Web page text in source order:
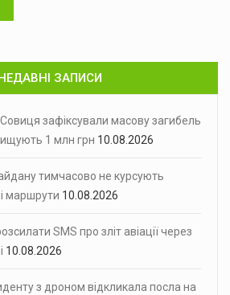
ЗАПИСИ
Совиця зафіксували масову загибель
1 млн грн 10.08.2026
тимчасово не курсують
маршрути 10.08.2026
SMS про зліт авіації через
10.08.2026
з дроном відкликала посла на